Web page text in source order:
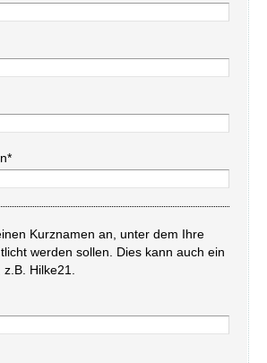
Kurznamen an, unter dem Ihre
werden sollen. Dies kann auch ein
Hilke21.